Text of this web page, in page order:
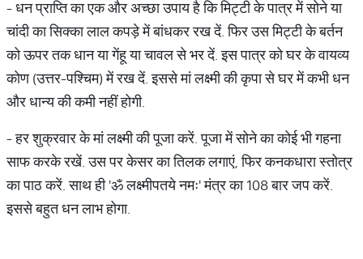
- धन प्राप्ति का एक और अच्‍छा उपाय है कि मिट्टी के पात्र में सोने या
चांदी का सिक्‍का लाल कपड़े में बांधकर रख दें. फिर उस मिट्टी के बर्तन
को ऊपर तक धान या गेंहू या चावल से भर दें. इस पात्र को घर के वायव्य
कोण (उत्तर-पश्चिम) में रख दें. इससे मां लक्ष्‍मी की कृपा से घर में कभी धन
और धान्‍य की कमी नहीं होगी.
- हर शुक्रवार के मां लक्ष्‍मी की पूजा करें. पूजा में सोने का कोई भी गहना
साफ करके रखें. उस पर केसर का तिलक लगाएं, फिर कनकधारा स्तोत्र
का पाठ करें. साथ ही 'ॐ लक्ष्मीपतये नमः' मंत्र का 108 बार जप करें.
इससे बहुत धन लाभ होगा.